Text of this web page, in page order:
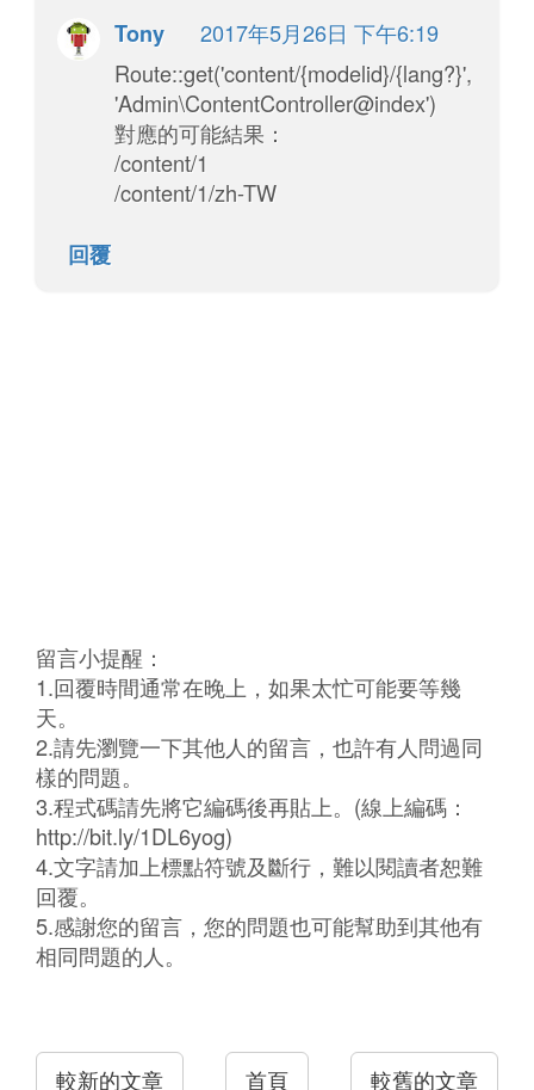
Tony
2017年5月26日 下午6:19
Route::get('content/{modelid}/{lang?}',
'Admin\ContentController@index')
對應的可能結果：
/content/1
/content/1/zh-TW
回覆
留言小提醒：
1.回覆時間通常在晚上，如果太忙可能要等幾
天。
2.請先瀏覽一下其他人的留言，也許有人問過同
樣的問題。
3.程式碼請先將它編碼後再貼上。(線上編碼：
http://bit.ly/1DL6yog)
4.文字請加上標點符號及斷行，難以閱讀者恕難
回覆。
5.感謝您的留言，您的問題也可能幫助到其他有
相同問題的人。
較新的文章 較舊的文章
首頁